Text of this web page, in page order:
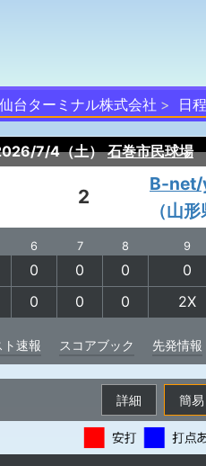
台ターミナル株式会社 日
7/4（土） 石巻市民球場
2
B-net/
（山形
6 7 8 9
0 0 0 0
0 0 0 2X
ト速報 スコアブック 先発情報
簡易
詳細